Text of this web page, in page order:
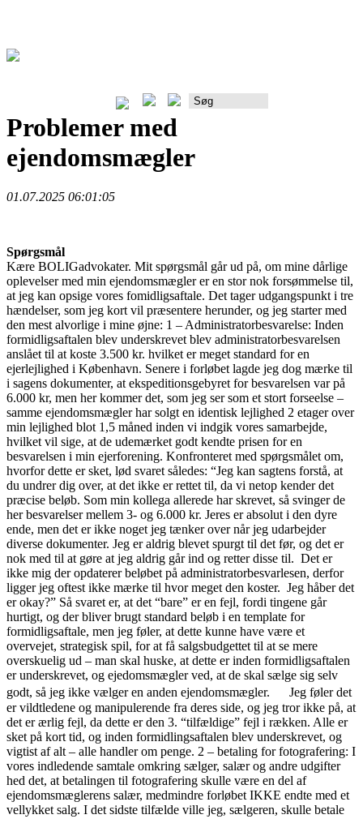
Problemer med
ejendomsmægler
01.07.2025 06:01:05
Spørgsmål
Kære BOLIGadvokater. Mit spørgsmål går ud på, om mine dårlige
oplevelser med min ejendomsmægler er en stor nok forsømmelse til,
at jeg kan opsige vores fomidligsaftale. Det tager udgangspunkt i tre
hændelser, som jeg kort vil præsentere herunder, og jeg starter med
den mest alvorlige i mine øjne: 1 – Administratorbesvarelse: Inden
formidligsaftalen blev underskrevet blev administratorbesvarelsen
anslået til at koste 3.500 kr. hvilket er meget standard for en
ejerlejlighed i København. Senere i forløbet lagde jeg dog mærke til
i sagens dokumenter, at ekspeditionsgebyret for besvarelsen var på
6.000 kr, men her kommer det, som jeg ser som et stort forseelse –
samme ejendomsmægler har solgt en identisk lejlighed 2 etager over
min lejlighed blot 1,5 måned inden vi indgik vores samarbejde,
hvilket vil sige, at de udemærket godt kendte prisen for en
besvarelsen i min ejerforening. Konfronteret med spørgsmålet om,
hvorfor dette er sket, lød svaret således: “Jeg kan sagtens forstå, at
du undrer dig over, at det ikke er rettet til, da vi netop kender det
præcise beløb. Som min kollega allerede har skrevet, så svinger de
her besvarelser mellem 3- og 6.000 kr. Jeres er absolut i den dyre
ende, men det er ikke noget jeg tænker over når jeg udarbejder
diverse dokumenter. Jeg er aldrig blevet spurgt til det før, og det er
nok med til at gøre at jeg aldrig går ind og retter disse til. Det er
ikke mig der opdaterer beløbet på administratorbesvarlesen, derfor
ligger jeg oftest ikke mærke til hvor meget den koster. Jeg håber det
er okay?” Så svaret er, at det “bare” er en fejl, fordi tingene går
hurtigt, og der bliver brugt standard beløb i en template for
formidligsaftale, men jeg føler, at dette kunne have være et
overvejet, strategisk spil, for at få salgsbudgettet til at se mere
overskuelig ud – man skal huske, at dette er inden formidligsaftalen
er underskrevet, og ejedomsmægler ved, at de skal sælge sig selv
godt, så jeg ikke vælger en anden ejendomsmægler. Jeg føler det
er vildtledene og manipulerende fra deres side, og jeg tror ikke på, at
det er ærlig fejl, da dette er den 3. “tilfældige” fejl i rækken. Alle er
sket på kort tid, og inden formidlingsaftalen blev underskrevet, og
vigtist af alt – alle handler om penge. 2 – betaling for fotografering: I
vores indledende samtale omkring sælger, salær og andre udgifter
hed det, at betalingen til fotografering skulle være en del af
ejendomsmæglerens salær, medmindre forløbet IKKE endte med et
vellykket salg. I det sidste tilfælde ville jeg, sælgeren, skulle betale